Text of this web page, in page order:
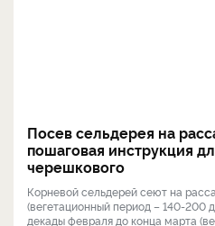
Посев сельдерея на
пошаговая инструкция
черешкового
Корневой сельдерей сеют на
(вегетационный период – 140-200
декады февраля до конца марта